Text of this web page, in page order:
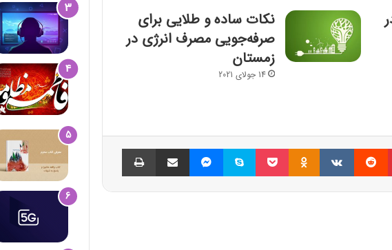
نکات ساده و طلایی برای
صرفه‌جویی مصرف انرژی در
زمستان
14 جولای 2021
پینتریست Reddit
VKontakte
Odnoklassniki پاکت اسکایپ مسنجر اشتراک گذاری با ایمیل